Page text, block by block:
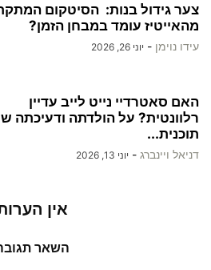
צער גידול בנות: הסיטקום
מהאייטיז עומד במבחן הזמן?
עידו נוימן - יוני 26, 2026
האם סאטרדיי נייט לייב עדיין
רלוונטית? על הולדתה ודעיכתה
תוכנית...
דניאל ויינברג - יוני 13, 2026
אין
השאר